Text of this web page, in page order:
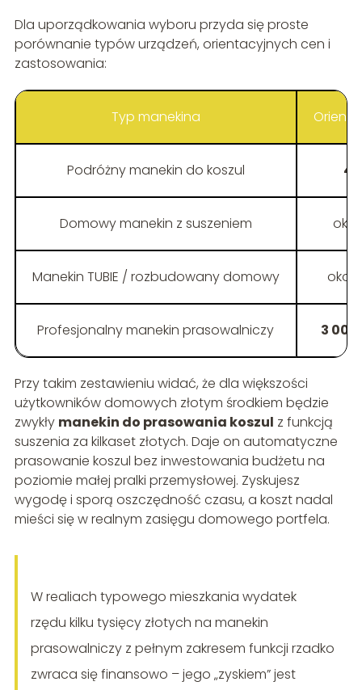
Dla uporządkowania wyboru przyda się proste
porównanie typów urządzeń, orientacyjnych cen i
zastosowania:
Typ manekina
Podróżny manekin do koszul
Domowy manekin z suszeniem
Manekin TUBIE / rozbudowany domowy
Profesjonalny manekin prasowalniczy 3
Przy takim zestawieniu widać, że dla większości
użytkowników domowych złotym środkiem będzie
zwykły manekin do prasowania koszul z funkcją
suszenia za kilkaset złotych. Daje on automatyczne
prasowanie koszul bez inwestowania budżetu na
poziomie małej pralki przemysłowej. Zyskujesz
wygodę i sporą oszczędność czasu, a koszt nadal
mieści się w realnym zasięgu domowego portfela.
W realiach typowego mieszkania wydatek
rzędu kilku tysięcy złotych na manekin
prasowalniczy z pełnym zakresem funkcji rzadko
zwraca się finansowo – jego „zyskiem” jest